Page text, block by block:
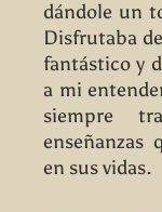
dándole un
Disfrutaba
fantástico y
a mi
siempre
enseñanzas
en sus vidas.